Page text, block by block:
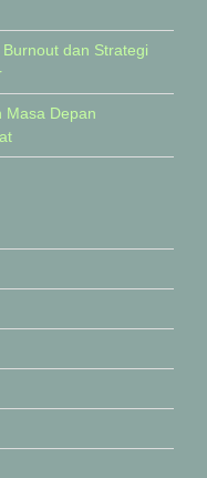
dan Strategi
Masa Depan